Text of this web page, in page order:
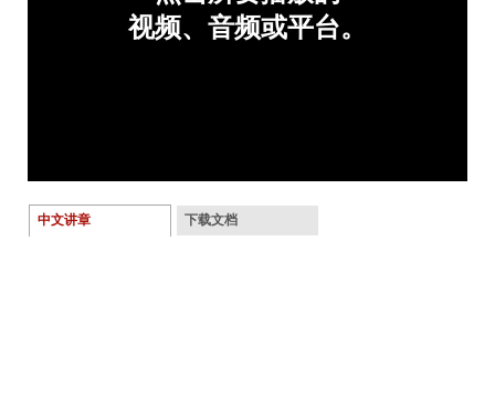
中文讲章 下载文档